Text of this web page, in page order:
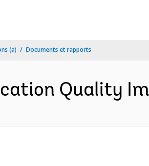
(a) Documents et rapports
Quality